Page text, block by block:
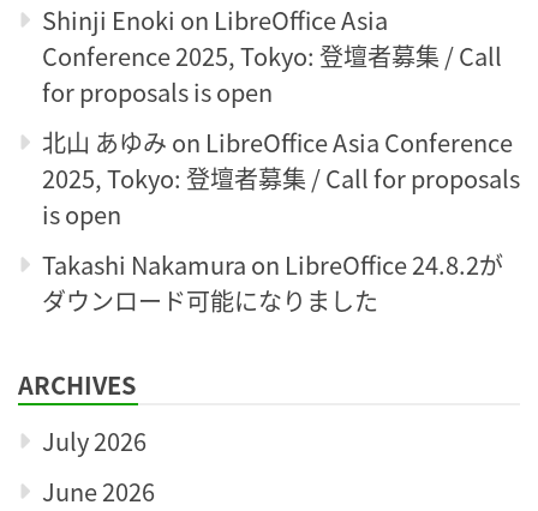
Shinji Enoki on LibreOffice Asia
Conference 2025, Tokyo: 登壇者募集 / Call
for proposals is open
北山 あゆみ on LibreOffice Asia Conference
2025, Tokyo: 登壇者募集 / Call for proposals
is open
Takashi Nakamura on LibreOffice 24.8.2が
ダウンロード可能になりました
ARCHIVES
July 2026
June 2026